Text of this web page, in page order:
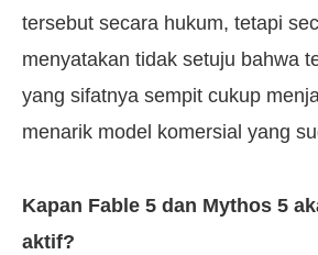
tersebut secara hukum, tetapi
menyatakan tidak setuju bahwa
yang sifatnya sempit cukup
menarik model komersial yang
Kapan Fable 5 dan Mythos 5
aktif?